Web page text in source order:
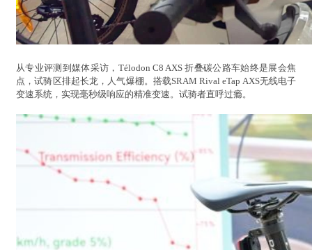
从专业评测到媒体采访，Télodon C8 AXS 折叠碳公路车始终是展会焦
点，试骑区排起长龙，人气爆棚。搭载SRAM Rival eTap AXS无线电子
变速系统，实现毫秒级响应的精准变速。试骑者直呼过瘾。